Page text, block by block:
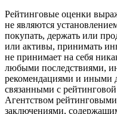
Рейтинговые оценки
не являются
покупать, держать или
или активы, принимать
не принимает на себя
любыми последствиями,
рекомендациями и иными
связанными с
Агентством
заключениями,